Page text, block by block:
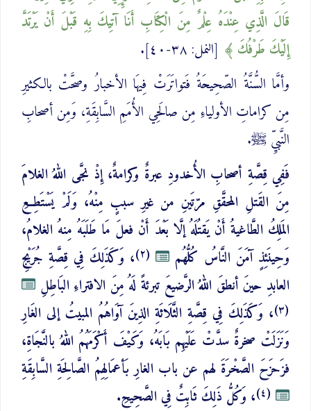
قَالَ الَّذِي عِنْدَهُ عِلْمٌ مِنَ الْكِتَابِ أَنَا آتِيكَ بِهِ قَبْلَ ‌أَنْ ‌يَرْتَدَّ
إِلَيْكَ طَرْفُكَ
[النمل: ٣٨-٤٠].
وأمَّا السُّنَّةُ الصّحِيحَةُ فَتواتَرَتْ فِيهَا الأخبارُ وصحَّتْ بالكثيرِ
مِن كراماتِ الأولياءِ مِن صالَحِي الأُمَمِ السَّابِقَةِ، وَمِن أصحابِ
النَّبيِّ ﷺ.
فَفِي قِصَّةِ أصحابِ الأُخدودِ عبرةٌ وكرامةٌ، إِذْ نجَّى اللهُ الغلامَ
مِنَ القَتلِ المحقَّقِ مرّتَينِ من غيرِ سببٍ مِنْهُ، وَلَمْ يَسْتَطِعِ
المَلِكُ الطَّاغيةُ أَنْ يَقتُلَهُ إلَّا بَعْدَ أَنْ فعلَ مَا طَلَبَهُ مِنهُ الغلامُ،
وَحِينَئِذٍ آمَنَ النَّاسُ كُلُّهُم
(٢)
، وَكَذَلِكَ فِي قِصَّةِ جُرَيْجِ
العابدِ حينَ أنطقَ اللهُ الرَّضيعَ تبرئةً لَهُ مِنَ الافتراءِ البَاطِلِ
(٣)
، وَكَذَلِكَ فِي قِصَّةِ الثَّلَاثَةِ الذِينَ آوَاهُمُ المبيتُ إلى الغَارِ
وَنَزَلَتْ صخرةٌ سدَّتْ عَلَيْهِم بَابَهُ، وَكَيْفَ أَكْرَمَهُمُ اللهُ بالنَّجَاةِ،
فزَحزَحَ الصَّخْرَةَ لهم عن باب الغارِ بَأعمَالِهِمُ الصَّالِحَةِ السَّابِقَةِ
(٤)
، وَكُلُّ ذَلِكَ ثَابِتٌ فِي الصَّحِيحِ.